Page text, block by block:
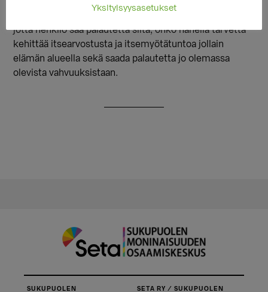
jotta henkilö saa palautetta siitä, onko hänellä tarvetta
kehittää itsearvostusta ja itsemyötätuntoa jollain
elämän alueella sekä saada palautetta jo olemassa
olevista vahvuuksistaan.
SUKUPUOLEN SETA RY / SUKUPUOLEN
Yksityisyysasetukset